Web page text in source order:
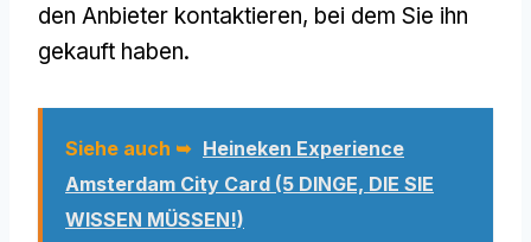
den Anbieter kontaktieren, bei dem Sie ihn
gekauft haben.
Siehe auch ➥ Heineken Experience
Amsterdam City Card (5 DINGE, DIE SIE
WISSEN MÜSSEN!)